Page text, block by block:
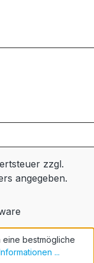
zzgl.
angegeben.
bestmögliche
...